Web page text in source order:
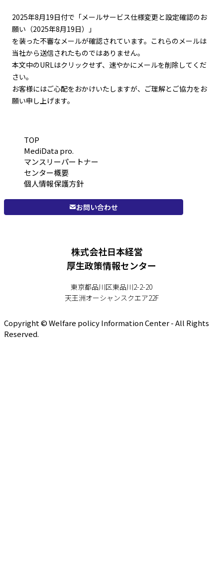
2025年8月19日付で「メールサービス仕様変更と設定確認のお
願い（2025年8月19日）」
を装った不審なメールが確認されています。これらのメールは
当社から送信されたものではありません。
本文中のURLはクリックせず、速やかにメールを削除してくだ
さい。
お客様にはご心配をおかけいたしますが、ご理解とご協力をお
願い申し上げます。
TOP
MediData pro.
マンスリーパートナー
センター概要
個人情報保護方針
お問い合わせ
株式会社日本経営
厚生政策情報センター
東京都品川区東品川2-2-20
天王洲オーシャンスクエア22F
Copyright © Welfare policy Information Center - All Rights
Reserved.